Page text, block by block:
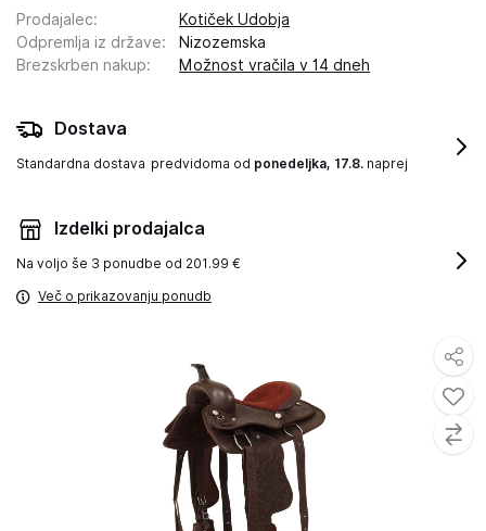
Prodajalec:
Kotiček Udobja
Odpremlja iz države:
Nizozemska
Brezskrben nakup: Možnost vračila v 14 dneh
Dostava
Standardna dostava predvidoma od ponedeljka, 17.8. naprej
Izdelki prodajalca
Na voljo še 3 ponudbe od 201.99 €
Več o prikazovanju ponudb